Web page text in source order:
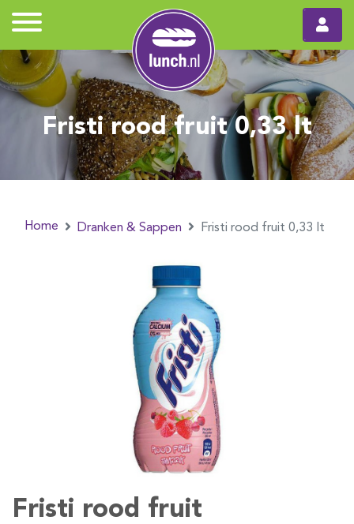
Fristi rood fruit 0,33 lt
Home Dranken & Sappen Fristi rood fruit 0,33 lt
Fristi rood fruit